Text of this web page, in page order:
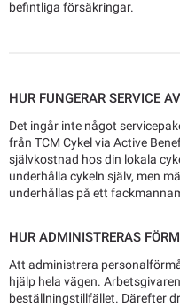
befintliga försäkringar.
HUR FUNGERAR SERVICE
Det ingår inte något
från TCM Cykel via Active
självkostnad hos din lokala
underhålla cykeln själv, men
underhållas på ett
HUR ADMINISTRERAS
Att administrera
hjälp hela vägen.
beställningstillfället. Därefter